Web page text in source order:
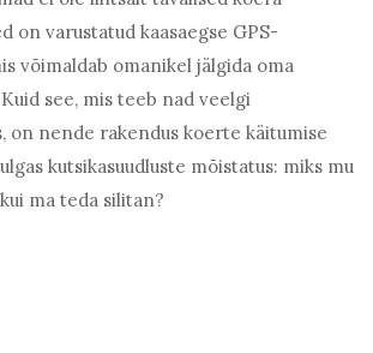
on varustatud kaasaegse GPS-
võimaldab omanikel jälgida oma
see, mis teeb nad veelgi
on nende rakendus koerte käitumise
kutsikasuudluste mõistatus: miks mu
ma teda silitan?